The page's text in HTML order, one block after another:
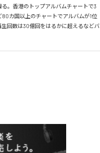
。香港のトップアルバムチャートで3
カ国以上のチャートでアルバムが1位
回数は30億回をはるかに超えるなどバ